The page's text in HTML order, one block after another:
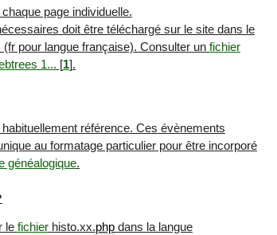
page individuelle.
doit être téléchargé sur le site dans le
(fr pour langue française). Consulter un fichier
1... [1].
référence. Ces évènements
au formatage particulier pour être incorporé
généalogique.
le fichierhisto.xx.phpdans la langue